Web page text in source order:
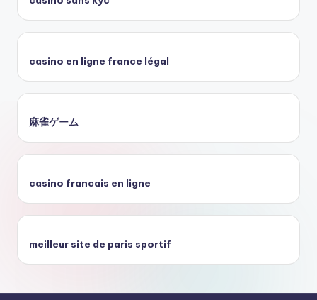
casino en ligne france légal
麻雀ゲーム
casino francais en ligne
meilleur site de paris sportif